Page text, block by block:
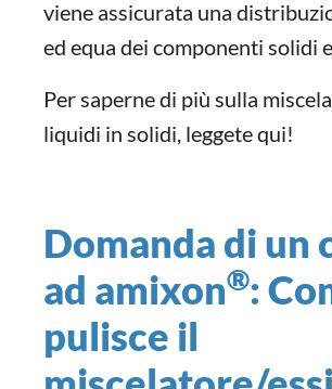
viene assicurata una
ed equa dei componenti solidi
Per saperne di più sulla
liquidi in solidi, leggete qui!
Domanda di un
ad amixon®:
pulisce il